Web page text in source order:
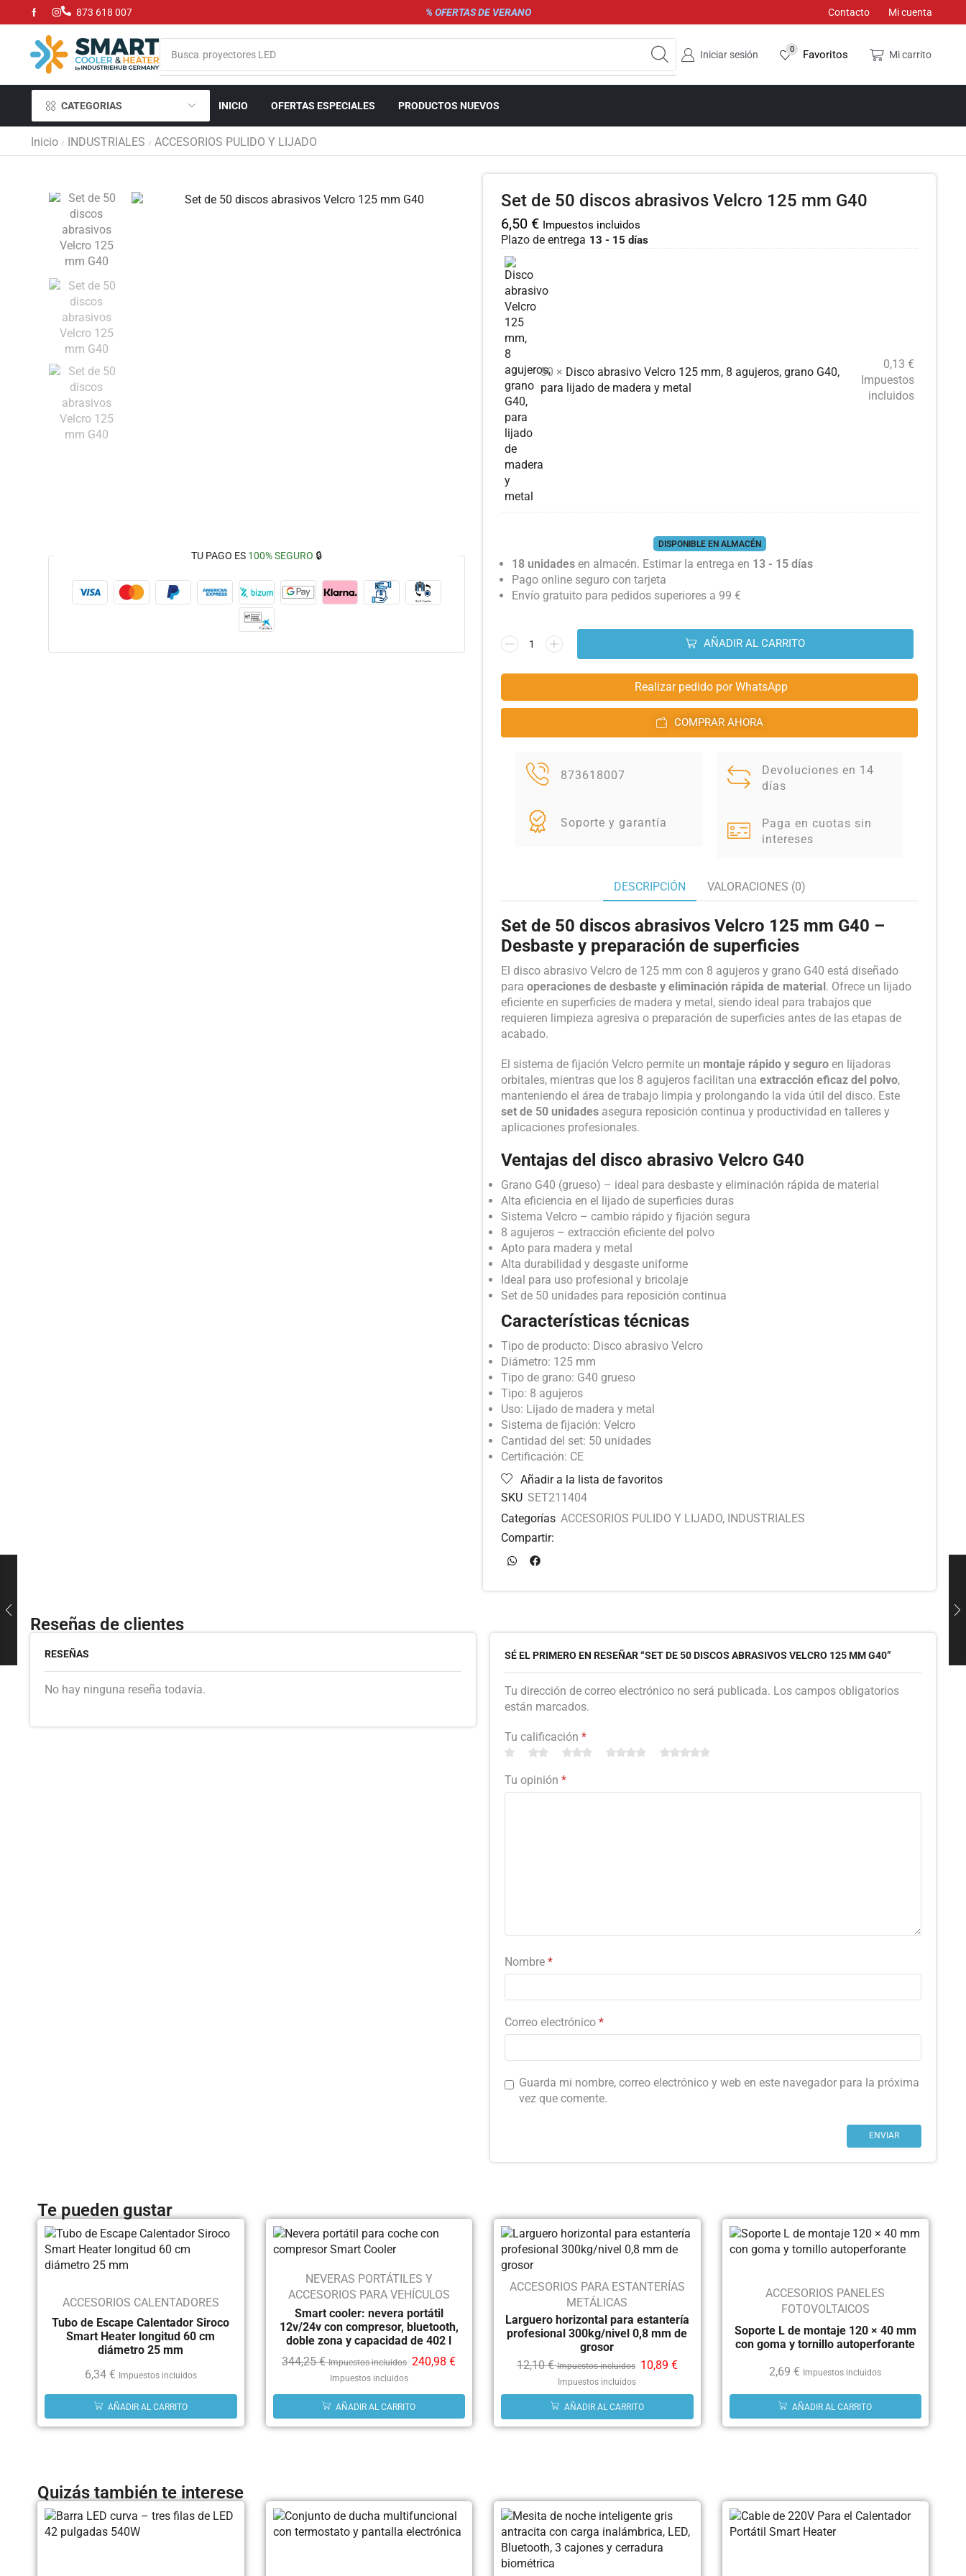
873 618 007 % OFERTAS DE VERANO Contacto Mi cuenta
Busca parrillas de gas y carbón Iniciar sesión 0 Favoritos Mi carrito
CATEGORIAS INICIO OFERTAS ESPECIALES PRODUCTOS NUEVOS
Inicio / INDUSTRIALES / ACCESORIOS PULIDO Y LIJADO
TU PAGO ES 100% SEGURO 🔒
Set de 50 discos abrasivos Velcro 125 mm G40
6,50 € Impuestos incluidos
Plazo de entrega 13 - 15 días
50 × Disco abrasivo Velcro 125 mm, 8 agujeros, grano G40,
para lijado de madera y metal
0,13 €
Impuestos
incluidos
DISPONIBLE EN ALMACÉN
18 unidades en almacén. Estimar la entrega en 13 - 15 días
Pago online seguro con tarjeta
Envío gratuito para pedidos superiores a 99 €
AÑADIR AL CARRITO
Realizar pedido por WhatsApp
COMPRAR AHORA
873618007
Soporte y garantía
Devoluciones en 14
días
Paga en cuotas sin
intereses
DESCRIPCIÓN VALORACIONES (0)
Set de 50 discos abrasivos Velcro 125 mm G40 –
Desbaste y preparación de superficies
El disco abrasivo Velcro de 125 mm con 8 agujeros y grano G40 está diseñado
para operaciones de desbaste y eliminación rápida de material. Ofrece un lijado
eficiente en superficies de madera y metal, siendo ideal para trabajos que
requieren limpieza agresiva o preparación de superficies antes de las etapas de
acabado.
El sistema de fijación Velcro permite un montaje rápido y seguro en lijadoras
orbitales, mientras que los 8 agujeros facilitan una extracción eficaz del polvo,
manteniendo el área de trabajo limpia y prolongando la vida útil del disco. Este
set de 50 unidades asegura reposición continua y productividad en talleres y
aplicaciones profesionales.
Ventajas del disco abrasivo Velcro G40
Grano G40 (grueso) – ideal para desbaste y eliminación rápida de material
Alta eficiencia en el lijado de superficies duras
Sistema Velcro – cambio rápido y fijación segura
8 agujeros – extracción eficiente del polvo
Apto para madera y metal
Alta durabilidad y desgaste uniforme
Ideal para uso profesional y bricolaje
Set de 50 unidades para reposición continua
Características técnicas
Tipo de producto: Disco abrasivo Velcro
Diámetro: 125 mm
Tipo de grano: G40 grueso
Tipo: 8 agujeros
Uso: Lijado de madera y metal
Sistema de fijación: Velcro
Cantidad del set: 50 unidades
Certificación: CE
Añadir a la lista de favoritos
SKU SET211404
Categorías ACCESORIOS PULIDO Y LIJADO, INDUSTRIALES
Compartir:
Reseñas de clientes
RESEÑAS
No hay ninguna reseña todavía.
SÉ EL PRIMERO EN RESEÑAR “SET DE 50 DISCOS ABRASIVOS VELCRO 125 MM G40”
Tu dirección de correo electrónico no será publicada. Los campos obligatorios
están marcados.
Tu calificación *
Tu opinión *
Nombre *
Correo electrónico *
Guarda mi nombre, correo electrónico y web en este navegador para la próxima
vez que comente.
Te pueden gustar
ACCESORIOS CALENTADORES
Tubo de Escape Calentador Siroco
Smart Heater longitud 60 cm
diámetro 25 mm
6,34 € Impuestos incluidos
AÑADIR AL CARRITO
NEVERAS PORTÁTILES Y
ACCESORIOS PARA VEHÍCULOS
Smart cooler: nevera portátil
12v/24v con compresor, bluetooth,
doble zona y capacidad de 402 l
344,25€ Impuestos incluidos 240,98€
Impuestos incluidos
AÑADIR AL CARRITO
ACCESORIOS PARA ESTANTERÍAS
METÁLICAS
Larguero horizontal para estantería
profesional 300kg/nivel 0,8 mm de
grosor
12,10€ Impuestos incluidos 10,89 €
Impuestos incluidos
AÑADIR AL CARRITO
ACCESORIOS PANELES
FOTOVOLTAICOS
Soporte L de montaje 120 × 40 mm
con goma y tornillo autoperforante
2,69€ Impuestos incluidos
AÑADIR AL CARRITO
Quizás también te interese